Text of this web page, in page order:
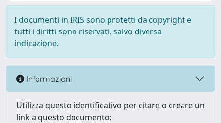
I documenti in IRIS sono protetti da copyright e
tutti i diritti sono riservati, salvo diversa
indicazione.
Informazioni
Utilizza questo identificativo per citare o creare un
link a questo documento: